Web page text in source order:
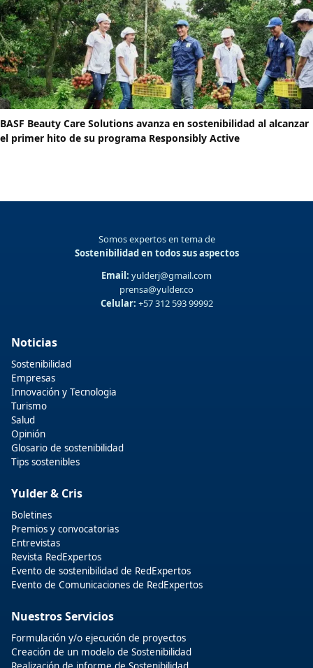
BASF Beauty Care Solutions avanza en sostenibilidad al alcanzar
el primer hito de su programa Responsibly Active
Somos expertos en tema de
Sostenibilidad en todos sus aspectos
Email: yulderj@gmail.com
prensa@yulder.co
Celular: +57 312 593 99992
Noticias
Sostenibilidad
Empresas
Innovación y Tecnologia
Turismo
Salud
Opinión
Glosario de sostenibilidad
Tips sostenibles
Yulder & Cris
Boletines
Premios y convocatorias
Entrevistas
Revista RedExpertos
Evento de sostenibilidad de RedExpertos
Evento de Comunicaciones de RedExpertos
Nuestros Servicios
Formulación y/o ejecución de proyectos
Creación de un modelo de Sostenibilidad